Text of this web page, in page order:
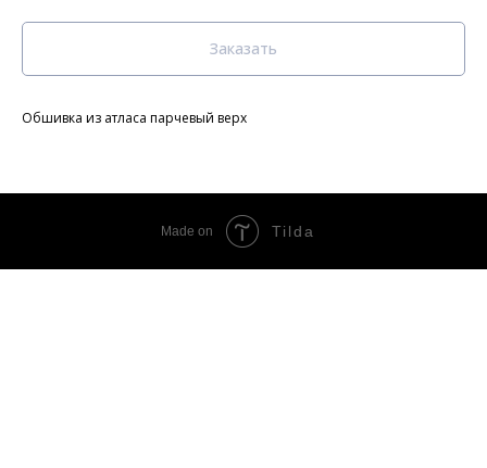
Заказать
Обшивка из атласа парчевый верх
Made on Tilda